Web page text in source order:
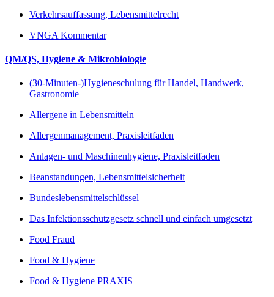
Verkehrsauffassung, Lebensmittelrecht
VNGA Kommentar
QM/QS, Hygiene & Mikrobiologie
(30-Minuten-)Hygieneschulung für Handel, Handwerk,
Gastronomie
Allergene in Lebensmitteln
Allergenmanagement, Praxisleitfaden
Anlagen- und Maschinenhygiene, Praxisleitfaden
Beanstandungen, Lebensmittelsicherheit
Bundeslebensmittelschlüssel
Das Infektionsschutzgesetz schnell und einfach umgesetzt
Food Fraud
Food & Hygiene
Food & Hygiene PRAXIS